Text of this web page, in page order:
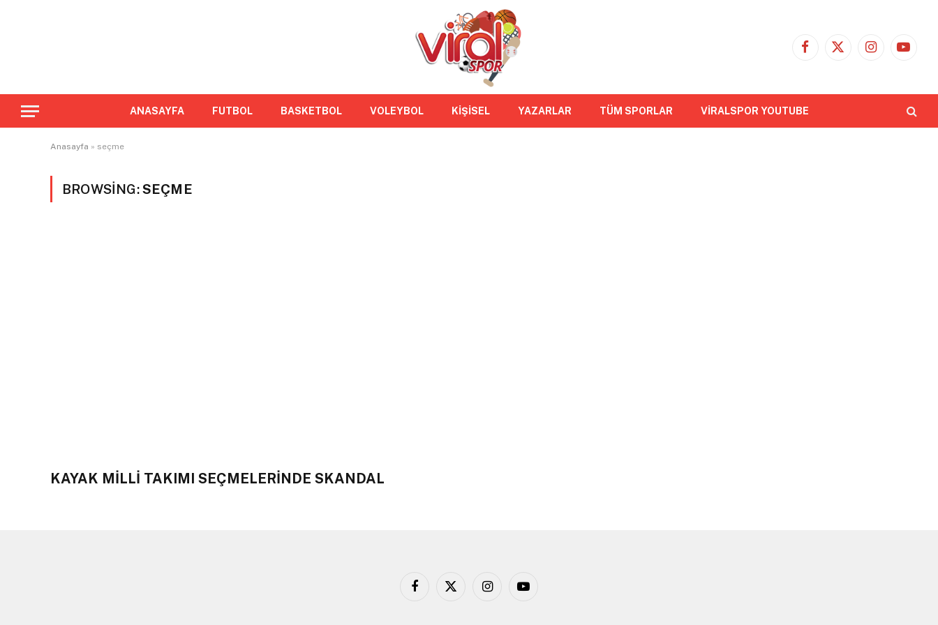
Facebook
X
Instagram
ANASAYFA FUTBOL BASKETBOL VOLEYBOL KİŞİSEL YAZARLAR TÜM SPORLAR VİRALSPOR YOUTUBE
Anasayfa » seçme
BROWSING:SEÇME
KAYAK MİLLİ TAKIMI SEÇMELERİNDE SKANDAL
Facebook
X
InstagramYouTube